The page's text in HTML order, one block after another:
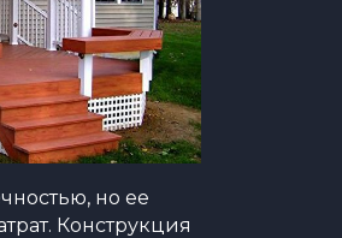
но ее
Конструкция